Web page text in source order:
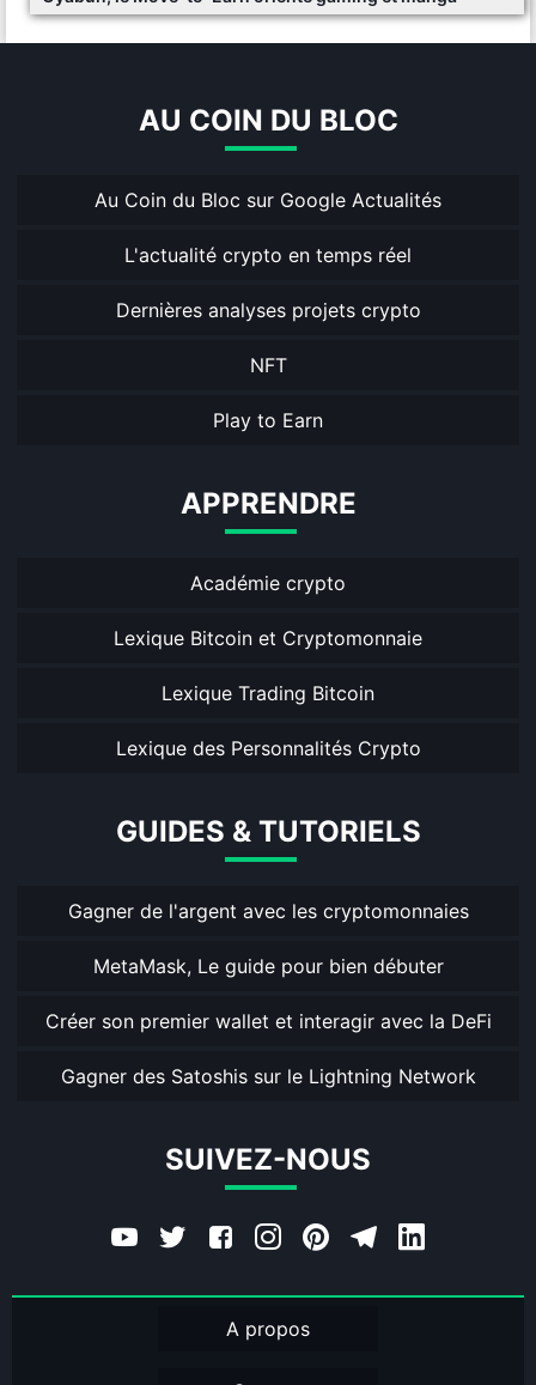
AU COIN DU BLOC
Au Coin du Bloc sur Google Actualités
L'actualité crypto en temps réel
Dernières analyses projets crypto
NFT
Play to Earn
APPRENDRE
Académie crypto
Lexique Bitcoin et Cryptomonnaie
Lexique Trading Bitcoin
Lexique des Personnalités Crypto
GUIDES & TUTORIELS
Gagner de l'argent avec les cryptomonnaies
MetaMask, Le guide pour bien débuter
Créer son premier wallet et interagir avec la DeFi
Gagner des Satoshis sur le Lightning Network
SUIVEZ-NOUS
A propos